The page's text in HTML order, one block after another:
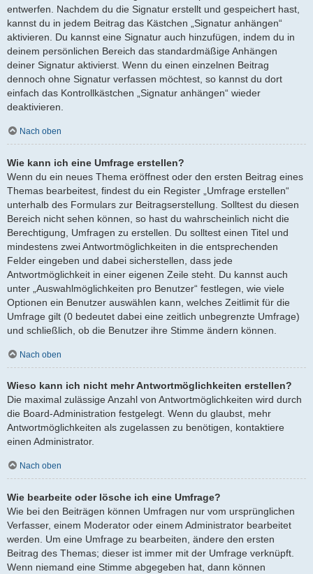
entwerfen. Nachdem du die Signatur erstellt und gespeichert hast,
kannst du in jedem Beitrag das Kästchen „Signatur anhängen“
aktivieren. Du kannst eine Signatur auch hinzufügen, indem du in
deinem persönlichen Bereich das standardmäßige Anhängen
deiner Signatur aktivierst. Wenn du einen einzelnen Beitrag
dennoch ohne Signatur verfassen möchtest, so kannst du dort
einfach das Kontrollkästchen „Signatur anhängen“ wieder
deaktivieren.
Nach oben
Wie kann ich eine Umfrage erstellen?
Wenn du ein neues Thema eröffnest oder den ersten Beitrag eines
Themas bearbeitest, findest du ein Register „Umfrage erstellen“
unterhalb des Formulars zur Beitragserstellung. Solltest du diesen
Bereich nicht sehen können, so hast du wahrscheinlich nicht die
Berechtigung, Umfragen zu erstellen. Du solltest einen Titel und
mindestens zwei Antwortmöglichkeiten in die entsprechenden
Felder eingeben und dabei sicherstellen, dass jede
Antwortmöglichkeit in einer eigenen Zeile steht. Du kannst auch
unter „Auswahlmöglichkeiten pro Benutzer“ festlegen, wie viele
Optionen ein Benutzer auswählen kann, welches Zeitlimit für die
Umfrage gilt (0 bedeutet dabei eine zeitlich unbegrenzte Umfrage)
und schließlich, ob die Benutzer ihre Stimme ändern können.
Nach oben
Wieso kann ich nicht mehr Antwortmöglichkeiten erstellen?
Die maximal zulässige Anzahl von Antwortmöglichkeiten wird durch
die Board-Administration festgelegt. Wenn du glaubst, mehr
Antwortmöglichkeiten als zugelassen zu benötigen, kontaktiere
einen Administrator.
Nach oben
Wie bearbeite oder lösche ich eine Umfrage?
Wie bei den Beiträgen können Umfragen nur vom ursprünglichen
Verfasser, einem Moderator oder einem Administrator bearbeitet
werden. Um eine Umfrage zu bearbeiten, ändere den ersten
Beitrag des Themas; dieser ist immer mit der Umfrage verknüpft.
Wenn niemand eine Stimme abgegeben hat, dann können